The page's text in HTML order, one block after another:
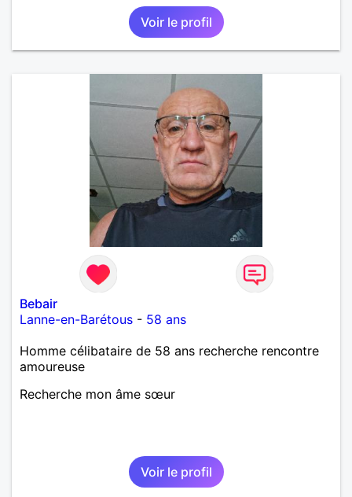
Voir le profil
Bebair
Lanne-en-Barétous - 58 ans
Homme célibataire de 58 ans recherche rencontre
amoureuse
Recherche mon âme sœur
Voir le profil